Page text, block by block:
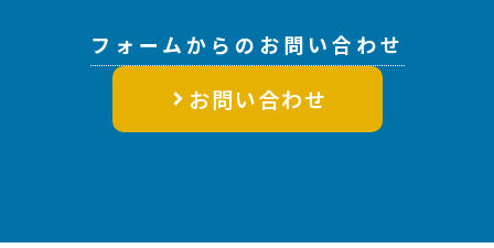
フォームからのお問い合わせ
お問い合わせ